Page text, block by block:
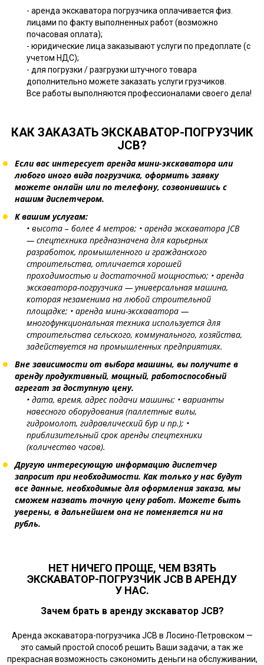
- аренда экскаватора погрузчика оплачивается физ.
лицами по факту выполненных работ (возможно
почасовая оплата);
- юридические лица заказывают услуги по предоплате (с
учетом НДС);
- для погрузки / разгрузки штучного товара
дополнительно можете заказать услуги грузчиков.
Все работы выполняются профессионалами своего дела!
КАК ЗАКАЗАТЬ ЭКСКАВАТОР-ПОГРУЗЧИК
JCB?
Если вас интересует аренда мини-экскаватора или
любого иного вида погрузчика, оформить заявку
можете онлайн или по телефону, созвонившись с
нашим диспетчером.
К вашим услугам:
• высота – более 4 метров; • аренда экскаватора JCB
— спецтехника предназначена для карьерных
разработок, промышленного и гражданского
строительства, отличается хорошей
проходимостью и достаточной мощностью; • аренда
экскаватора-погрузчика — универсальная машина,
которая незаменима на любой строительной
площадке; • аренда мини-экскаватора —
многофункциональная техника используется для
строительства сельского, коммунального, хозяйства,
задействуется на промышленных предприятиях.
Вне зависимости от выбора машины, вы получите в
аренду продуктивный, мощный, работоспособный
агрегат за доступную цену.
• дата, время, адрес подачи машины; • варианты
навесного оборудования (паллетные вилы,
гидромолот, гидравлический бур и пр.); •
приблизительный срок аренды спецтехники
(количество часов).
Другую интересующую информацию диспетчер
запросит при необходимости. Как только у нас будут
все данные, необходимые для оформления заказа, мы
сможем назвать точную цену работ. Можете быть
уверены, в дальнейшем она не поменяется ни на
рубль.
НЕТ НИЧЕГО ПРОЩЕ, ЧЕМ ВЗЯТЬ
ЭКСКАВАТОР-ПОГРУЗЧИК JCB В АРЕНДУ
У НАС.
Зачем брать в аренду экскаватор JCB?
Аренда экскаватора-погрузчика JCB в Лосино-Петровском —
это самый простой способ решить Ваши задачи, а так же
прекрасная возможность сэкономить деньги на обслуживании,